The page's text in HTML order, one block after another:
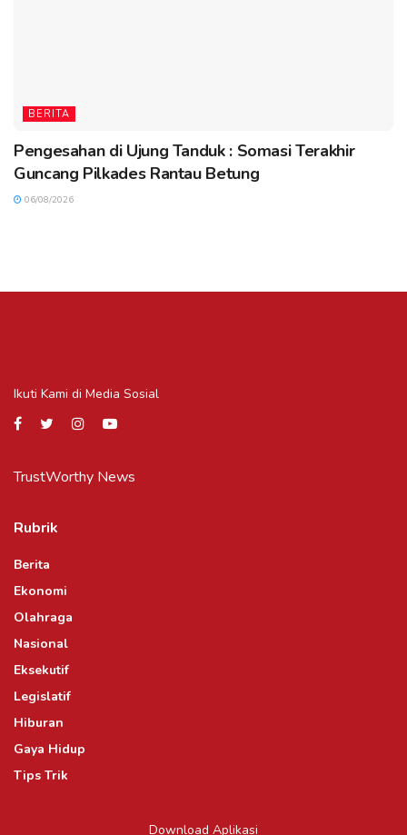
BERITA
Pengesahan di Ujung Tanduk : Somasi Terakhir
Guncang Pilkades Rantau Betung
06/08/2026
Ikuti Kami di Media Sosial
TrustWorthy News
Rubrik
Berita
Ekonomi
Olahraga
Nasional
Eksekutif
Legislatif
Hiburan
Gaya Hidup
Tips Trik
Download Aplikasi